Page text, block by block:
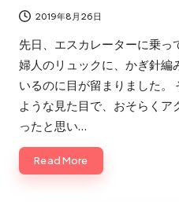
2019年8月26日
先日、エスカレーターに乗
婦人のリュックに、かぎ針編
いるのに目が留まりました。
ような見た目で、おそらく
ったと思い…
Read More